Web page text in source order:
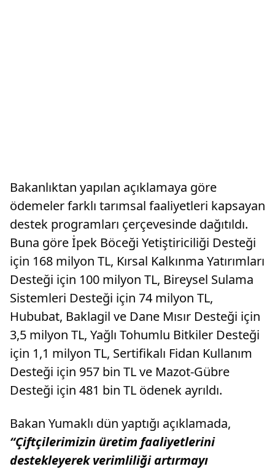
Bakanlıktan yapılan açıklamaya göre
ödemeler farklı tarımsal faaliyetleri kapsayan
destek programları çerçevesinde dağıtıldı.
Buna göre İpek Böceği Yetiştiriciliği Desteği
için 168 milyon TL, Kırsal Kalkınma Yatırımları
Desteği için 100 milyon TL, Bireysel Sulama
Sistemleri Desteği için 74 milyon TL,
Hububat, Baklagil ve Dane Mısır Desteği için
3,5 milyon TL, Yağlı Tohumlu Bitkiler Desteği
için 1,1 milyon TL, Sertifikalı Fidan Kullanım
Desteği için 957 bin TL ve Mazot-Gübre
Desteği için 481 bin TL ödenek ayrıldı.
Bakan Yumaklı dün yaptığı açıklamada,
“Çiftçilerimizin üretim faaliyetlerini
destekleyerek verimliliği artırmayı